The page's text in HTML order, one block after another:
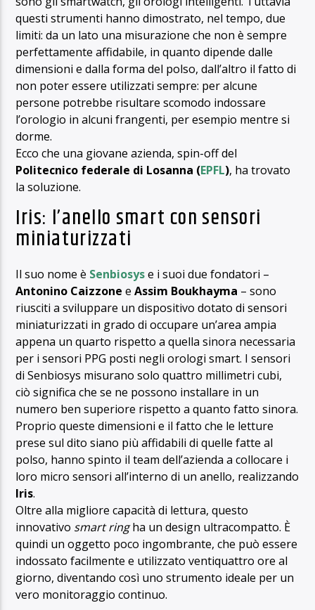
questi strumenti hanno dimostrato, nel tempo, due
limiti: da un lato una misurazione che non è sempre
perfettamente affidabile, in quanto dipende dalle
dimensioni e dalla forma del polso, dall’altro il fatto di
non poter essere utilizzati sempre: per alcune
persone potrebbe risultare scomodo indossare
l’orologio in alcuni frangenti, per esempio mentre si
dorme.
Ecco che una giovane azienda, spin-off del
Politecnico federale di Losanna (EPFL), ha trovato
la soluzione.
Iris: l’anello smart con sensori
miniaturizzati
Il suo nome è Senbiosyse i suoi due fondatori –
Antonino Caizzone eAssim Boukhayma – sono
riusciti a sviluppare un dispositivo dotato di sensori
miniaturizzati in grado di occupare un’area ampia
appena un quarto rispetto a quella sinora necessaria
per i sensori PPG posti negli orologi smart. I sensori
di Senbiosys misurano solo quattro millimetri cubi,
ciò significa che se ne possono installare in un
numero ben superiore rispetto a quanto fatto sinora.
Proprio queste dimensioni e il fatto che le letture
prese sul dito siano più affidabili di quelle fatte al
polso, hanno spinto il team dell’azienda a collocare i
loro micro sensori all’interno di un anello, realizzando
Iris.
Oltre alla migliore capacità di lettura, questo
innovativo smart ringha un design ultracompatto. È
quindi un oggetto poco ingombrante, che può essere
indossato facilmente e utilizzato ventiquattro ore al
giorno, diventando così uno strumento ideale per un
vero monitoraggio continuo.